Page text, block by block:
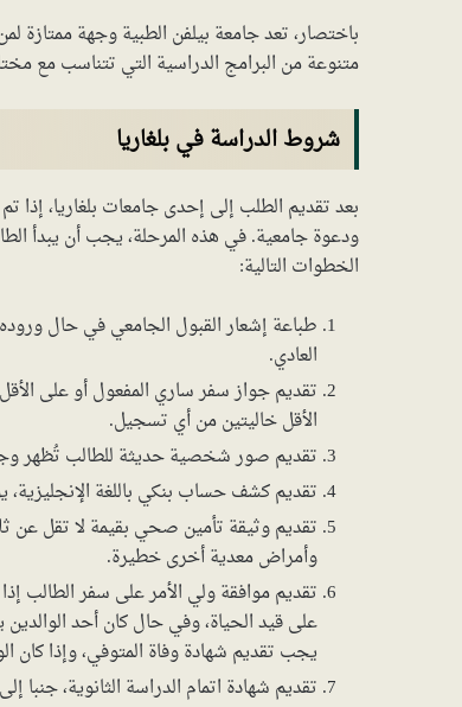
باختصار، تعد جامعة بيلفن الطبية وجهة ممتازة
متنوعة من البرامج الدراسية التي تتناسب مع
شروط الدراسة في بلغاريا
بعد تقديم الطلب إلى إحدى جامعات بلغاريا، إذا
ودعوة جامعية. في هذه المرحلة، يجب أن يبدأ
الخطوات التالية:
طباعة إشعار القبول الجامعي في حال وروده
العادي.
تقديم جواز سفر ساري المفعول أو على
الأقل خاليتين من أي تسجيل.
تقديم صور شخصية حديثة للطالب تُظهر
تقديم كشف حساب بنكي باللغة الإنجليزية،
تقديم وثيقة تأمين صحي بقيمة لا تقل عن
وأمراض معدية أخرى خطيرة.
تقديم موافقة ولي الأمر على سفر الطالب
على قيد الحياة، وفي حال كان أحد
يجب تقديم شهادة وفاة المتوفي، وإذا كان
تقديم شهادة اتمام الدراسة الثانوية، جنبا